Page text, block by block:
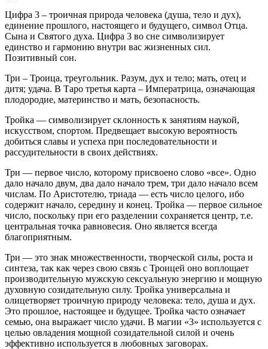
Цифра 3 – троичная природа человека (душа, тело и дух),
единение прошлого, настоящего и будущего, символ Отца.
Сына и Святого духа. Цифра 3 во сне символизирует
единство и гармонию внутри вас жизненных сил.
Позитивный сон.
Три – Троица, треугольник. Разум, дух и тело; мать, отец и
дитя; удача. В Таро третья карта – Императрица, означающая
плодородие, материнство и мать, безопасность.
Тройка — символизирует склонность к занятиям наукой,
искусством, спортом. Предвещает высокую вероятность
добиться славы и успеха при последовательности и
рассудительности в своих действиях.
Три — первое число, которому присвоено слово «все». Одно
дало начало двум, два дало начало трем, три дало начало всем
числам. По Аристотелю, триада — есть число целого, ибо
содержит начало, середину и конец. Тройка — первое сильное
число, поскольку при его разделении сохраняется центр, т.е.
центральная точка равновесия. Оно является всегда
благоприятным.
Три — это знак множественности, творческой силы, роста и
синтеза, так как через свою связь с Троицей оно воплощает
производительную мужскую сексуальную энергию и мощную
духовную созидательную силу. Тройка универсальна и
олицетворяет троичную природу человека: тело, душа и дух.
Это прошлое, настоящее и будущее. Тройка часто означает
семью, она выражает число удачи. В магии «3» используется с
целью овладения мощной созидательной силой и очень
эффективно используется в любовных заговорах.